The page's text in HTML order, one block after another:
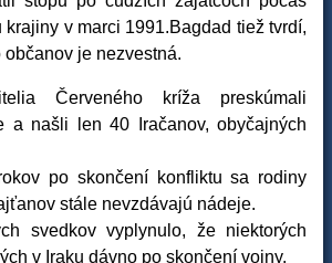
krajiny v marci 1991.Bagdad tiež tvrdí,
je nezvestná.
Červeného kríža preskúmali
a našli len 40 Iračanov, obyčajných
po skončení konfliktu sa rodiny
stále nevzdávajú nádeje.
svedkov vyplynulo, že niektorých
v Iraku dávno po skončení vojny.